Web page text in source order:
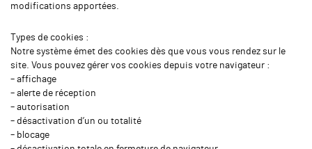
modifications apportées.
Types de cookies :
Notre système émet des cookies dès que vous vous rendez sur le
site. Vous pouvez gérer vos cookies depuis votre navigateur :
– affichage
– alerte de réception
– autorisation
– désactivation d’un ou totalité
– blocage